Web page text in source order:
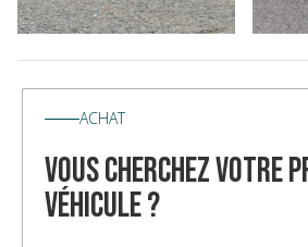
ACHAT
vous cherchez votre
véhicule ?